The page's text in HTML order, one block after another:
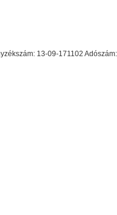
13-09-171102